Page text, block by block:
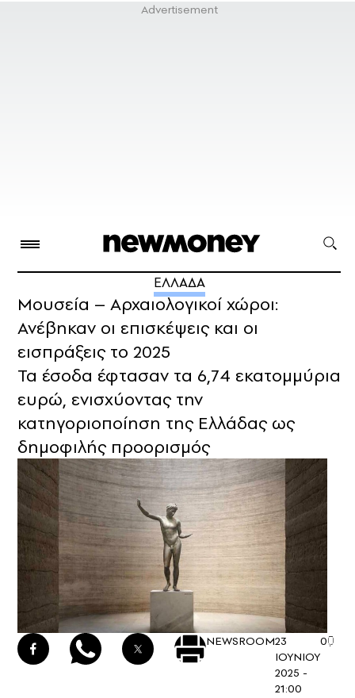
ΕΛΛΑΔΑ
Μουσεία – Αρχαιολογικοί χώροι:
Ανέβηκαν οι επισκέψεις και οι
εισπράξεις το 2025
Τα έσοδα έφτασαν τα 6,74 εκατομμύρια
ευρώ, ενισχύοντας την
κατηγοριοποίηση της Ελλάδας ως
δημοφιλής προορισμός
NEWSROOM23
ΙΟΥΝΙΟΥ
2025 -
21:00
0